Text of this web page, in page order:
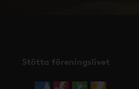
Stötta föreningslivet